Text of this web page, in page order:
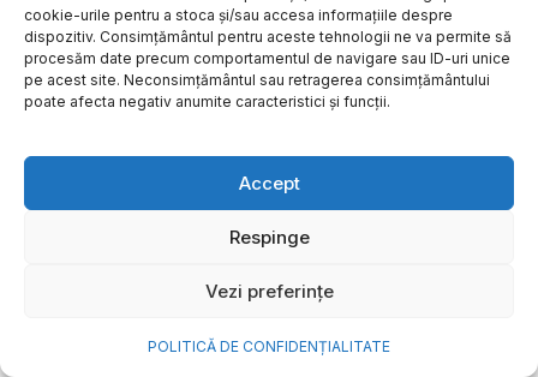
cookie-urile pentru a stoca și/sau accesa informațiile despre
dispozitiv. Consimțământul pentru aceste tehnologii ne va permite să
procesăm date precum comportamentul de navigare sau ID-uri unice
pe acest site. Neconsimțământul sau retragerea consimțământului
poate afecta negativ anumite caracteristici și funcții.
Accept
Respinge
Vezi preferințe
POLITICĂ DE CONFIDENȚIALITATE
frumoase amintiri ale verii într-
o bijuterie Pandora pe care o